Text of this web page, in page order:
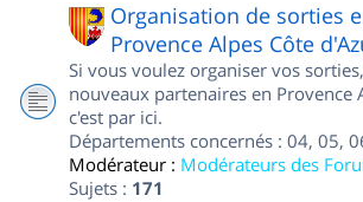
Organisation de sorties
Provence Alpes Côte
Si vous voulez organiser vos
nouveaux partenaires en Provence
c'est par ici.
Départements concernés : 04, 05,
Modérateur : Modérateurs des
Sujets : 171